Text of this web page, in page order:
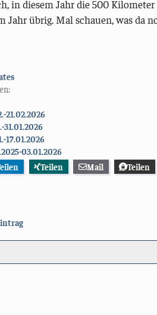
in diesem Jahr die 500
Jahr übrig. Mal schauen, was da
21.02.2026
31.01.2026
17.01.2026
03.01.2026
Teilen Mail Teilen